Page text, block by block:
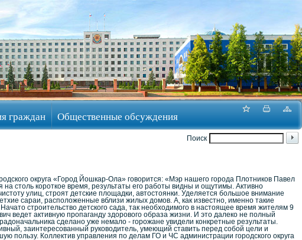
граждан Общественные обсуждения
Поиск
округа «Город Йошкар-Ола» говорится: «Мэр нашего города Плотников Павел
на столь короткое время, результаты его работы видны и ощутимы. Активно
улиц, строят детские площадки, автостоянки. Уделяется большое внимание
сараи, расположенные вблизи жилых домов. А, как известно, именно такие
строительство детского сада, так необходимого в настоящее время жителям 9
ведет активную пропаганду здорового образа жизни. И это далеко не полный
сделано уже немало - горожане увидели конкретные результаты.
заинтересованный руководитель, умеющий ставить перед собой цели и
пользу. Коллектив управления по делам ГО и ЧС администрации городского округа